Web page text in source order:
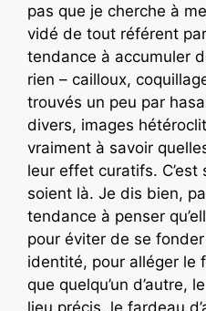
pas que je cherche à
vidé de tout référent
tendance à accumuler
rien – cailloux,
trouvés un peu par
divers, images
vraiment à savoir
leur effet curatifs. C’est
soient là. Je dis bien,
tendance à penser
pour éviter de se
identité, pour alléger le
que quelqu’un d’autre,
lieu précis, le fardeau